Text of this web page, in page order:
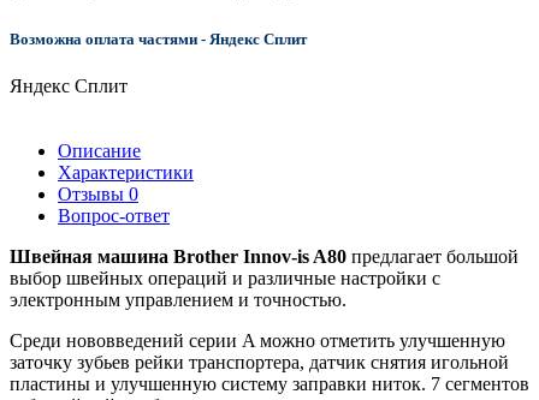
Возможна оплата частями - Яндекс Сплит
Яндекс Сплит
Описание
Характеристики
Отзывы 0
Вопрос-ответ
Швейная машина Brother Innov-is A80 предлагает большой
выбор швейных операций и различные настройки с
электронным управлением и точностью.
Среди нововведений серии A можно отметить улучшенную
заточку зубьев рейки транспортера, датчик снятия игольной
пластины и улучшенную систему заправки ниток. 7 сегментов